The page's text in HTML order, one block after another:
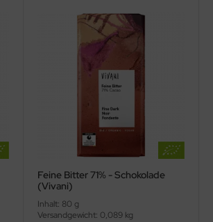
Feine Bitter 71% - Schokolade
(Vivani)
Inhalt: 80 g
Versandgewicht: 0,089 kg